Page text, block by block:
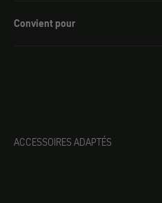
Convient pour
ACCESSOIRES ADAPTÉS